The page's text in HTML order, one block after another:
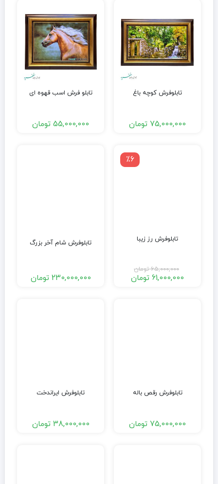
تابلوفرش کوچه باغ
75,000,000 تومان
تابلو فرش اسب قهوه ای
55,000,000 تومان
٪6
تابلوفرش رز زیبا
65,000,000 تومان
61,000,000 تومان
تابلوفرش شام آخر بزرگ
230,000,000 تومان
تابلوفرش رقص باله
75,000,000 تومان
تابلوفرش ایراندخت
38,000,000 تومان